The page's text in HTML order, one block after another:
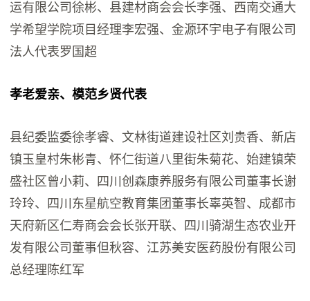
运有限公司徐彬、县建材商会会长李强、西南交通大
学希望学院项目经理李宏强、金源环宇电子有限公司
法人代表罗国超
孝老爱亲、模范乡贤代表
县纪委监委徐孝睿、文林街道建设社区刘贵香、新店
镇玉皇村朱彬青、怀仁街道八里街朱菊花、始建镇荣
盛社区曾小莉、四川创森康养服务有限公司董事长谢
玲玲、四川东星航空教育集团董事长辜英智、成都市
天府新区仁寿商会会长张开联、四川骑湖生态农业开
发有限公司董事但秋容、江苏美安医药股份有限公司
总经理陈红军